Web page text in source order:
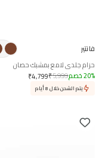
فانتير
حزام جلدي لامع بمشبك حصان
₹4,799₹5,999 20% خصم
يتم الشحن خلال 8 أيام